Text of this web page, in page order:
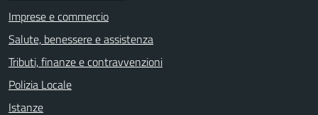
Imprese e commercio
Salute, benessere e assistenza
Tributi, finanze e contravvenzioni
Polizia Locale
Istanze